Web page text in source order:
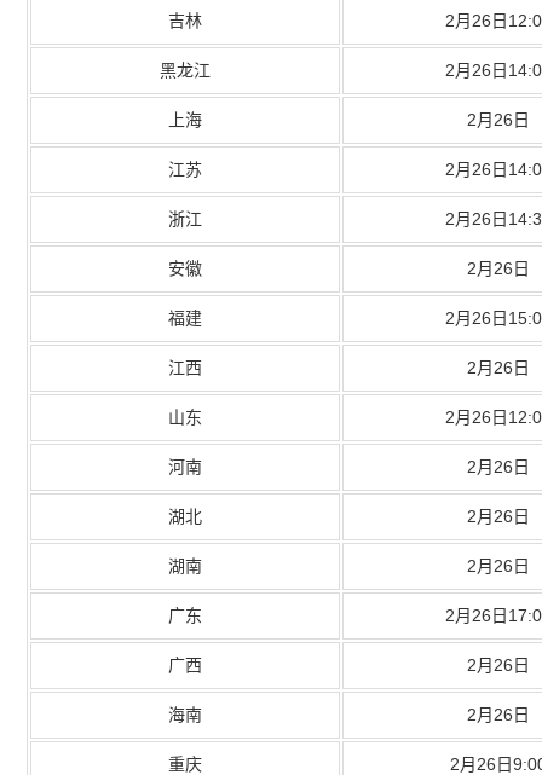
吉林 2月26日
黑龙江 2月26日
上海 2月26日
江苏 2月26日
浙江 2月26日
安徽 2月26日
福建 2月26日
江西 2月26日
山东 2月26日
河南 2月26日
湖北 2月26日
湖南 2月26日
广东 2月26日
广西 2月26日
海南 2月26日
重庆 2月26日